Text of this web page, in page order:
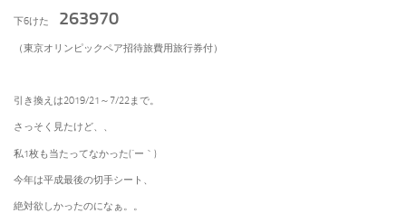
下6けた 263970
（東京オリンピックペア招待旅費用旅行券付）
引き換えは2019/21～7/22まで。
さっそく見たけど、、
私1枚も当たってなかった(´ー｀)
今年は平成最後の切手シート、
絶対欲しかったのになぁ。。